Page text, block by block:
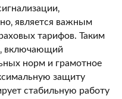
является важным
тарифов. Таким
включающий
норм и грамотное
защиту
стабильную работу